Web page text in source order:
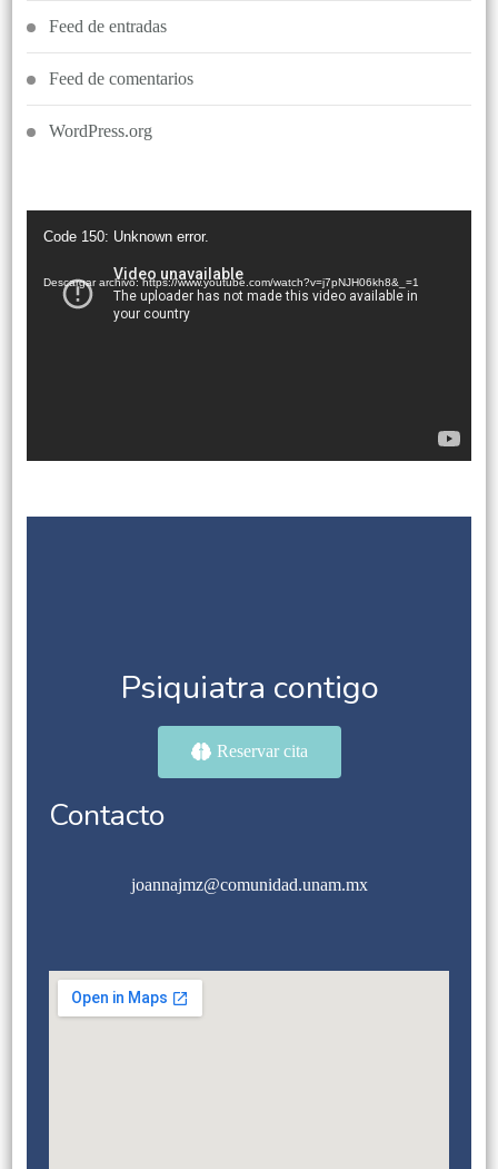
Feed de entradas
Feed de comentarios
WordPress.org
vídeo
Code 150: Unknown error.
Descargar archivo: https://www.youtube.com/watch?v=j7pNJH06kh8&_=1
Psiquiatra contigo
Reservar cita
Contacto
joannajmz@comunidad.unam.mx